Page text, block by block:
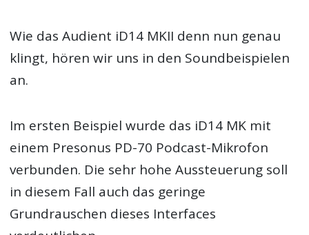
Wie das Audient iD14 MKII denn nun genau
klingt, hören wir uns in den Soundbeispielen
an.
Im ersten Beispiel wurde das iD14 MK mit
einem Presonus PD-70 Podcast-Mikrofon
verbunden. Die sehr hohe Aussteuerung soll
in diesem Fall auch das geringe
Grundrauschen dieses Interfaces